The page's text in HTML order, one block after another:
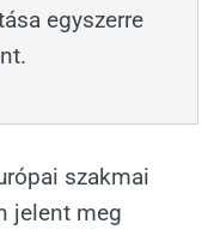
egyszerre
szakmai
jelent meg